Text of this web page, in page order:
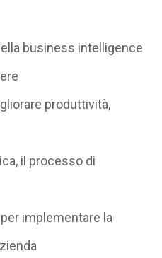
business intelligence
produttività,
il processo di
implementare la